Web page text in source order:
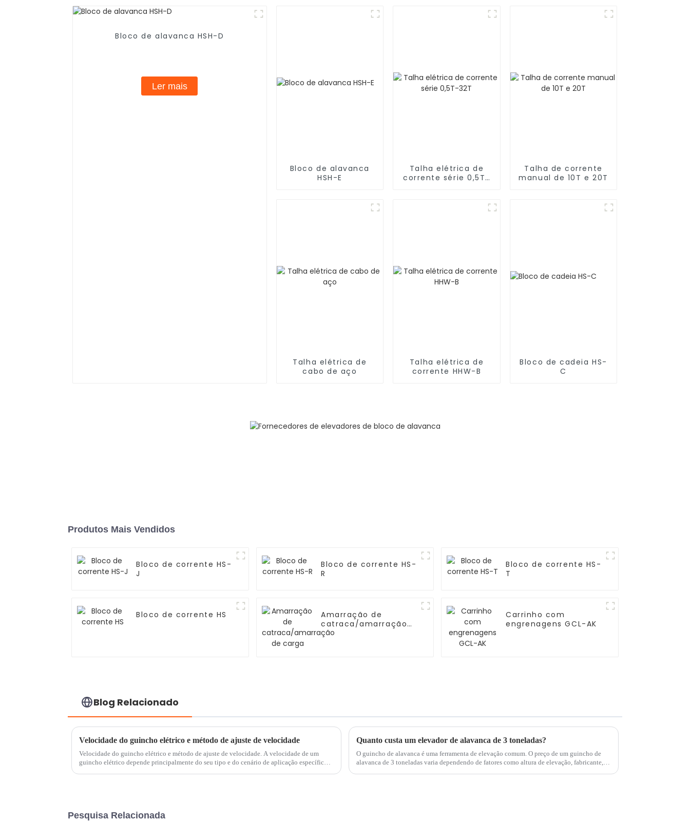
Bloco de alavanca HSH-D
Ler mais
Bloco de alavanca
HSH-E
Talha elétrica de
corrente série 0,5T-
Talha de corrente
manual de 10T e 20T
Talha elétrica de
cabo de aço
Talha elétrica de
corrente HHW-B
Bloco de cadeia HS-
C
Produtos Mais Vendidos
Bloco de corrente HS-
J
Bloco de corrente HS-
R
Bloco de corrente HS-
T
Bloco de corrente HS
Amarração de
catraca/amarração
de carga
Carrinho com
engrenagens GCL-AK
Blog Relacionado
Velocidade do guincho elétrico e método de ajuste de velocidade
Velocidade do guincho elétrico e método de ajuste de velocidade. A velocidade de um
guincho elétrico depende principalmente do seu tipo e do cenário de aplicação específico.
Quanto custa um elevador de alavanca de 3 toneladas?
O guincho de alavanca é uma ferramenta de elevação comum. O preço de um guincho de
alavanca de 3 toneladas varia dependendo de fatores como altura de elevação, fabricante,
Pesquisa Relacionada